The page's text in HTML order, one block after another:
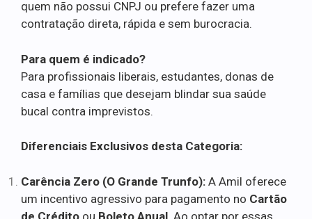
quem não possui CNPJ ou prefere fazer uma
contratação direta, rápida e sem burocracia.
Para quem é indicado?
Para profissionais liberais, estudantes, donas de
casa e famílias que desejam blindar sua saúde
bucal contra imprevistos.
Diferenciais Exclusivos desta Categoria:
Carência Zero (O Grande Trunfo): A Amil oferece
um incentivo agressivo para pagamento no Cartão
de Crédito ou Boleto Anual. Ao optar por essas